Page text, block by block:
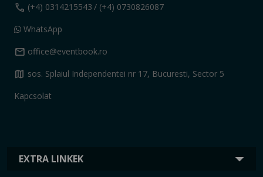
EXTRA LINKEK
call (+4) 0314215543 / (+4) 0730826087
WhatsApp
mail office@eventbook.ro
map sos. Splaiul Independentei nr 17, Bucuresti, Sector 5
Kapcsolat